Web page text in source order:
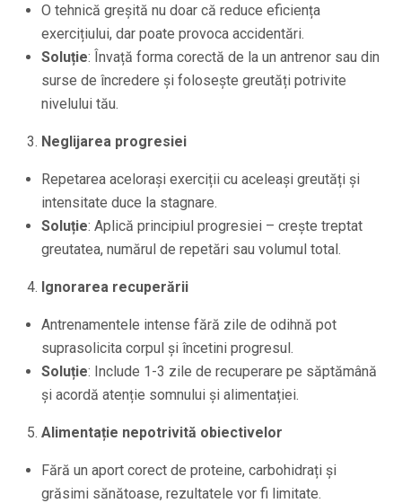
O tehnică greșită nu doar că reduce eficiența
exercițiului, dar poate provoca accidentări.
Soluție: Învață forma corectă de la un antrenor sau din
surse de încredere și folosește greutăți potrivite
nivelului tău.
Neglijarea progresiei
Repetarea acelorași exerciții cu aceleași greutăți și
intensitate duce la stagnare.
Soluție: Aplică principiul progresiei – crește treptat
greutatea, numărul de repetări sau volumul total.
Ignorarea recuperării
Antrenamentele intense fără zile de odihnă pot
suprasolicita corpul și încetini progresul.
Soluție: Include 1-3 zile de recuperare pe săptămână
și acordă atenție somnului și alimentației.
Alimentație nepotrivită obiectivelor
Fără un aport corect de proteine, carbohidrați și
grăsimi sănătoase, rezultatele vor fi limitate.